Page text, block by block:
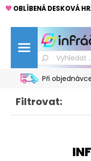
💚 OBLÍBENÁ DESKOVÁ
Při
Filtrovat: